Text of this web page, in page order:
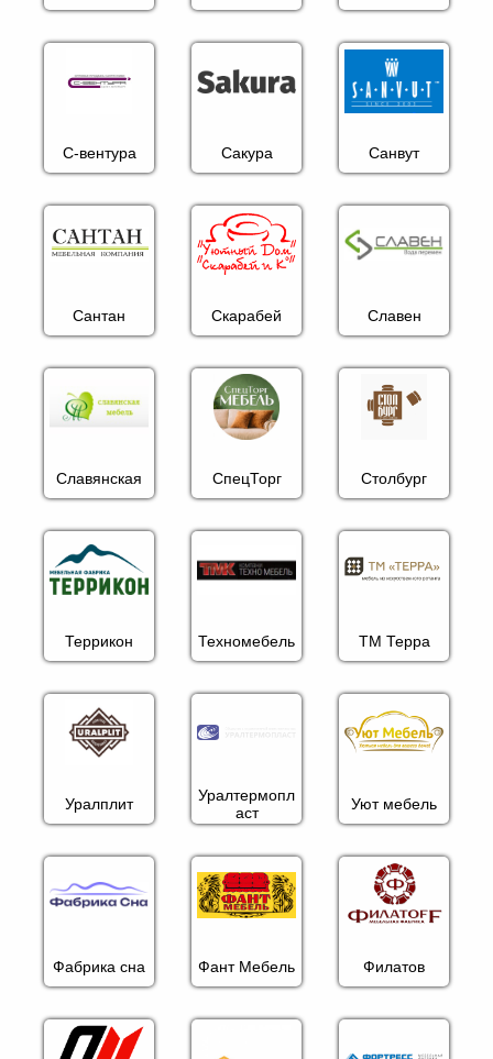
С-вентура Сакура Санвут
Сантан Скарабей Славен
Славянская СпецТорг Столбург
Террикон Техномебель ТМ Терра
Уралплит
Уралтермопл
аст
Уют мебель
Фабрика сна Фант Мебель Филатов